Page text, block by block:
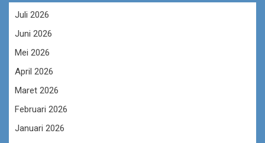
Juli 2026
Juni 2026
Mei 2026
April 2026
Maret 2026
Februari 2026
Januari 2026